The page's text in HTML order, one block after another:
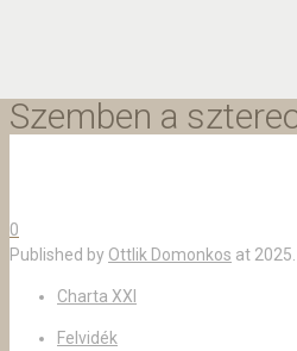
Szemben a
0
Published by Ottlik Domonkos at
Charta XXI
Felvidék